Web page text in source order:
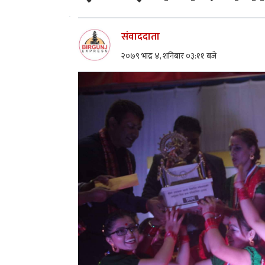
संवाददाता
२०७९ भाद्र ४, शनिबार ०३:११ बजे